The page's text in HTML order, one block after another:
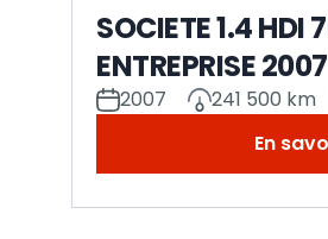
SOCIETE 1.4 HDI
ENTREPRISE 2007
2007 241 500 km
En